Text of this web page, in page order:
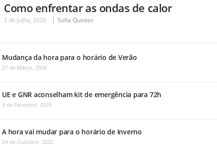
Como enfrentar as ondas de calor
2 de Julho, 2026 Sofia Quintas
Mudança da hora para o horário de Verão
27 de Março, 2026
UE e GNR aconselham kit de emergência para 72h
3 de Fevereiro, 2026
A hora vai mudar para o horário de Inverno
24 de Outubro, 2025